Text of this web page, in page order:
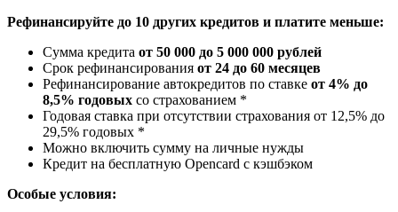
Рефинансируйте до 10 других кредитов и платите меньше:
Сумма кредита от 50 000 до 5 000 000 рублей
Срок рефинансирования от 24 до 60 месяцев
Рефинансирование автокредитов по ставке от 4% до
8,5% годовых со страхованием *
Годовая ставка при отсутствии страхования от 12,5% до
29,5% годовых *
Можно включить сумму на личные нужды
Кредит на бесплатную Opencard с кэшбэком
Особые условия: